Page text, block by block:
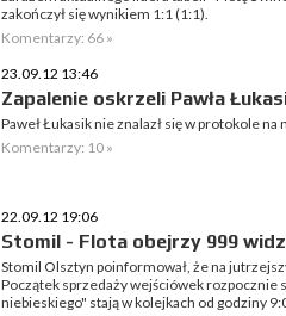
zakończył się wynikiem 1:1 (1:1).
Komentarzy: 66 »
23.09.12 13:46
Zapalenie oskrzeli Pawła
Paweł Łukasik nie znalazł się w protokole
Komentarzy: 10 »
22.09.12 19:06
Stomil - Flota obejrzy 999
Stomil Olsztyn poinformował, że na
Początek sprzedaży wejściówek rozpocznie
niebieskiego" stają w kolejkach od godziny